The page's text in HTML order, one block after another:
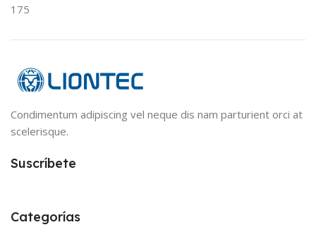
175
Condimentum adipiscing vel neque dis nam parturient orci at
scelerisque.
Suscríbete
Categorías